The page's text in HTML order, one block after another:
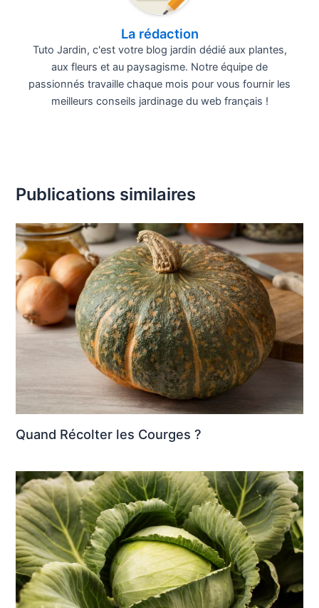
La rédaction
Tuto Jardin, c'est votre blog jardin dédié aux plantes,
aux fleurs et au paysagisme. Notre équipe de
passionnés travaille chaque mois pour vous fournir les
meilleurs conseils jardinage du web français !
Publications similaires
Quand Récolter les Courges ?